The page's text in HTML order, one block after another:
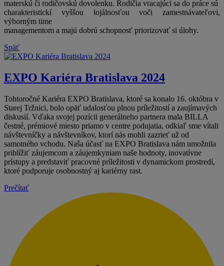
materskú či rodičovskú dovolenku. Rodičia vracajúci sa do práce sú
charakteristickí vyššou lojálnosťou voči zamestnávateľovi,
výborným time
managementom a majú dobrú schopnosť priorizovať si úlohy.
Späť
EXPO Kariéra Bratislava 2024
Tohtoročné Kariéra EXPO Bratislava, ktoré sa konalo 16. októbra v
Starej Tržnici, bolo opäť udalosťou plnou príležitostí a zaujímavých
diskusií. Vďaka svojej pozícii generálneho partnera mala BILLA
čestné, prémiové miesto priamo v centre podujatia, odkiaľ sme vítali
návštevníčky a návštevníkov, ktorí nás mohli zazrieť už od
samotného vchodu. Naša účasť na EXPO Bratislava nám umožnila
priblížiť záujemcom a záujemkyniam naše hodnoty, inovatívne
prístupy a predstaviť pracovné príležitosti v dynamickom prostredí,
ktoré podporuje osobnostný aj kariérny rast.
Prečítať